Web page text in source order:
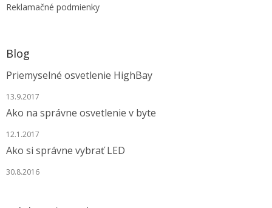
Reklamačné podmienky
Blog
Priemyselné osvetlenie HighBay
13.9.2017
Ako na správne osvetlenie v byte
12.1.2017
Ako si správne vybrať LED
30.8.2016